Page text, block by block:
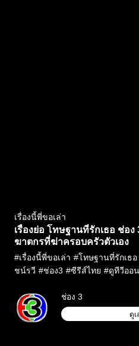
เรื่องนี้พี่ขอเล่า
เรื่องย่อ โทษฐานที่รักเธอ ช่อ
ฆาตกรที่ฆ่าครอบครัวตัวเอง
#เรื่องนี้พี่ขอเล่า #โทษฐานที่รักเธอ
ชน์รวี #ช่อง3 #ซีรีส์ไทย #ดูทีวีออ
ช่อง 3
ดูเ